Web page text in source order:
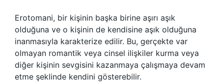
Erotomani, bir kişinin başka birine aşırı aşık
olduğuna ve o kişinin de kendisine aşık olduğuna
inanmasıyla karakterize edilir. Bu, gerçekte var
olmayan romantik veya cinsel ilişkiler kurma veya
diğer kişinin sevgisini kazanmaya çalışmaya devam
etme şeklinde kendini gösterebilir.